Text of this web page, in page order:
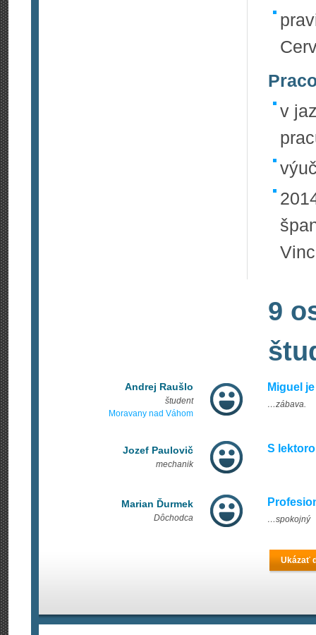
v
9
Andrej Raušlo
študent
Moravany nad Váhom
Miguel
…zábava.
Jozef Paulovič
mechanik
S
Marian Ďurmek
Dôchodca …spokojný
Ukázať